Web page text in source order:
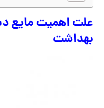
علت اهمیت مایع
بهداشت